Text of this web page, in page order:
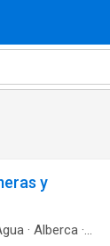
y
· Alberca ·